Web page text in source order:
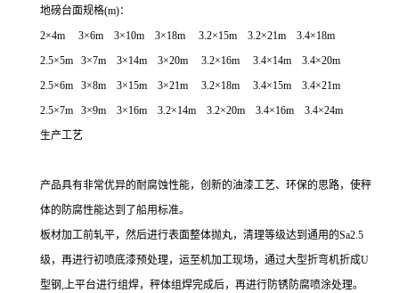
地磅台面规格(m)：
2×4m 3×6m 3×10m 3×18m 3.2×15m 3.2×21m 3.4×18m
2.5×5m 3×7m 3×14m 3×20m 3.2×16m 3.4×14m 3.4×20m
2.5×6m 3×8m 3×15m 3×21m 3.2×18m 3.4×15m 3.4×21m
2.5×7m 3×9m 3×16m 3.2×14m 3.2×20m 3.4×16m 3.4×24m
生产工艺
产品具有非常优异的耐腐蚀性能，创新的油漆工艺、环保的思路，使秤
体的防腐性能达到了船用标准。
板材加工前轧平，然后进行表面整体抛丸，清理等级达到通用的Sa2.5
级，再进行初喷底漆预处理，运至机加工现场，通过大型折弯机折成U
型钢,上平台进行组焊，秤体组焊完成后，再进行防锈防腐喷涂处理。